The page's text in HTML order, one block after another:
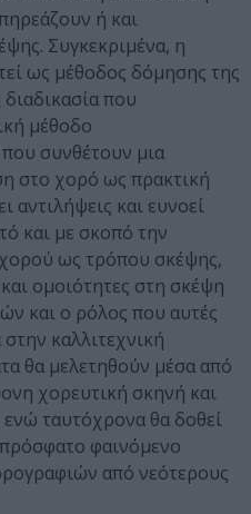
ή και
Συγκεκριμένα, η
ως μέθοδος δόμησης της
που
μέθοδο
συνθέτουν μια
στο χορό ως πρακτική
αντιλήψεις και ευνοεί
και με σκοπό την
ως τρόπου σκέψης,
ομοιότητες στη σκέψη
και ο ρόλος που αυτές
καλλιτεχνική
θα μελετηθούν μέσα από
χορευτική σκηνή και
ταυτόχρονα θα δοθεί
φαινόμενο
από νεότερους